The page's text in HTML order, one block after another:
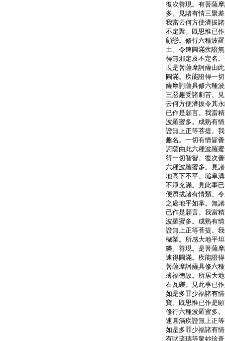
復次善現。有菩薩
多。見諸有情三聚
我當云何方便濟拔
不定聚。既思惟已
顧戀。修行六種波
土。令速圓滿疾證
得無邪定及不定名
現是菩薩摩訶薩由
圓滿。疾能證得一
薩摩訶薩具修六種
三惡趣受諸劇苦。
云何方便濟拔令其
已作是願言。我當
波羅蜜多。成熟有
證無上正等菩提。
趣名。一切有情皆
訶薩由此六種波羅
得一切智智。復次
六種波羅蜜多。見
地高下不平。塠阜
不淨充滿。見此事
便濟拔諸有情類。
之處地平如掌。無
已作是願言。我當
波羅蜜多。成熟有
證無上正等菩提。
穢業。所感大地平
樂。善現。是菩薩
速得圓滿。疾能證
菩薩摩訶薩具修六
薄福徳故。所居大
石瓦礫。見此事已
如是多罪少福諸有
寶。既思惟已作是
修行六種波羅蜜多
速圓滿疾證無上正
如是多罪少福諸有
有吠琉璃等衆妙珍